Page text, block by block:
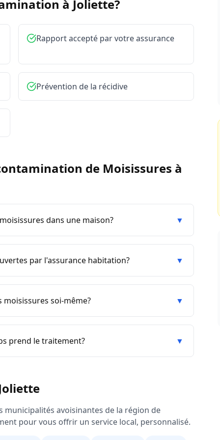
à Joliette?
Rapport accepté par votre assurance
Prévention de la récidive
de Moisissures à
dans une maison? ▼
par l'assurance habitation? ▼
moisissures soi-même? ▼
prend le traitement? ▼
municipalités avoisinantes de la région de
pour vous offrir un service local, personnalisé.